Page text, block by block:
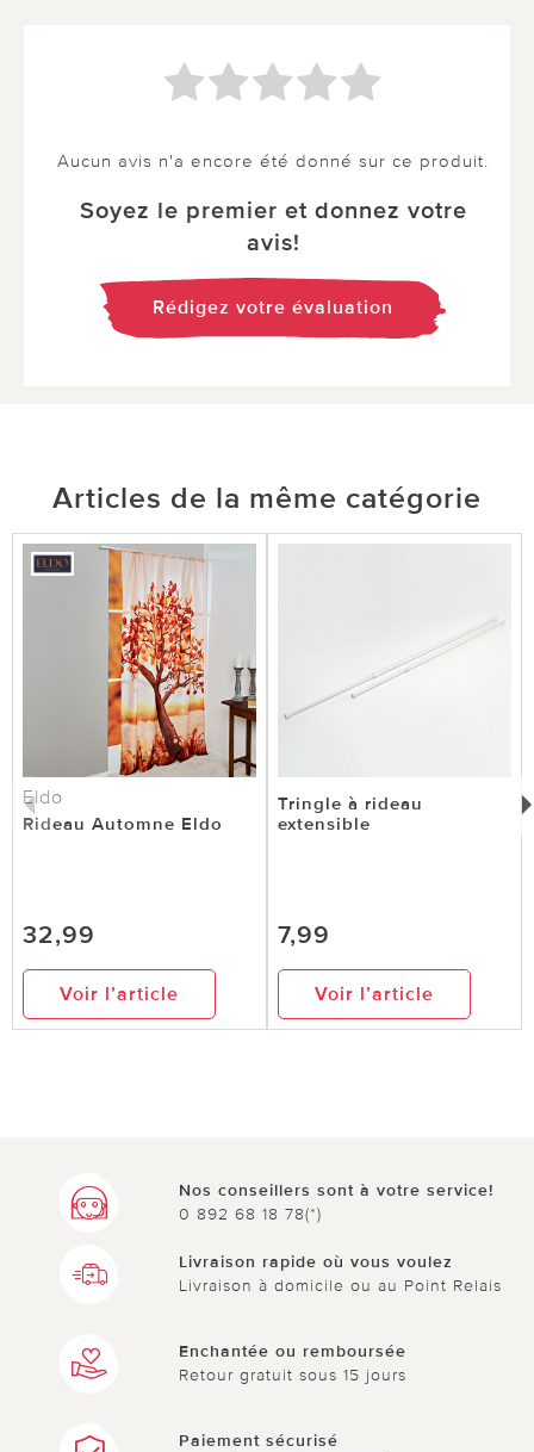
Aucun avis n'a encore été donné sur ce produit.
Soyez le premier et donnez votre
avis!
Rédigez votre évaluation
Articles de la même catégorie
Eldo
Rideau Automne Eldo
32,99
Voir l’article
Tringle à rideau
extensible
7,99
Voir l’article
Nos conseillers sont à votre service!
0 892 68 18 78(*)
Livraison rapide où vous voulez
Livraison à domicile ou au Point Relais
Enchantée ou remboursée
Retour gratuit sous 15 jours
Paiement sécurisé